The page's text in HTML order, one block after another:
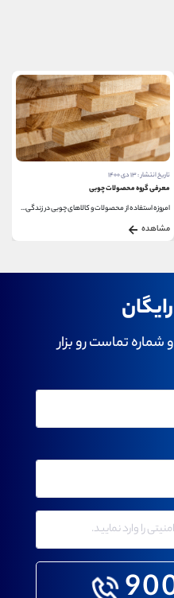
تاریخ انتشار : ۱۳ دی ۱۴۰۰
معرفی گروه محصولات چوبی
امروزه استفاده از محصولات و کالاهای چوبی در زندگی...
مشاهده
شماره تماست رو بزار